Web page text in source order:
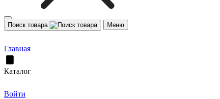
Поиск товара Меню
Главная
Каталог
Войти